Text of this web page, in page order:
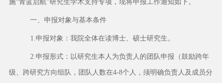
一、申报对象与基本条件
1.申报对象：我院全体在读博士、硕士研究生。
2.申报形式：以研究生本人为负责人的团队申报（鼓励跨年
级、跨研究方向组队，团队人数在4-8个人，须明确负责人及成员分